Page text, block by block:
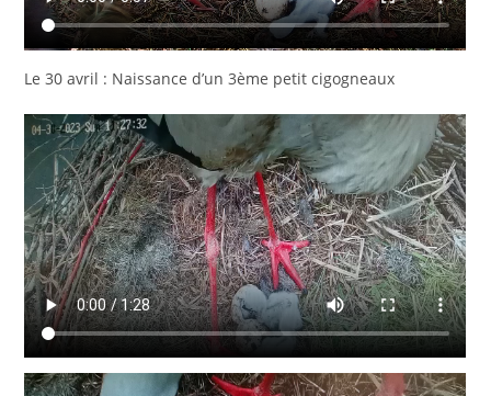
Le 30 avril : Naissance d’un 3ème petit cigogneaux